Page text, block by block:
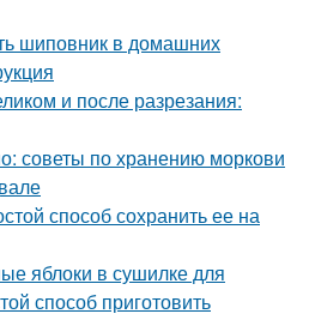
шиповник в домашних
и после разрезания:
советы по хранению моркови
способ сохранить ее на
яблоки в сушилке для
способ приготовить